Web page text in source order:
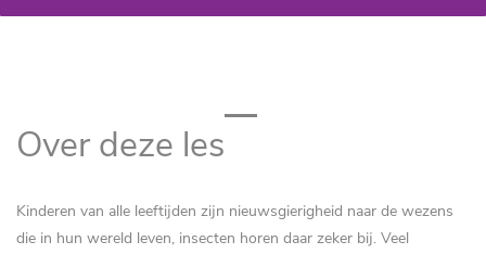
Over deze les
Kinderen van alle leeftijden zijn nieuwsgierigheid naar de wezens
die in hun wereld leven, insecten horen daar zeker bij. Veel